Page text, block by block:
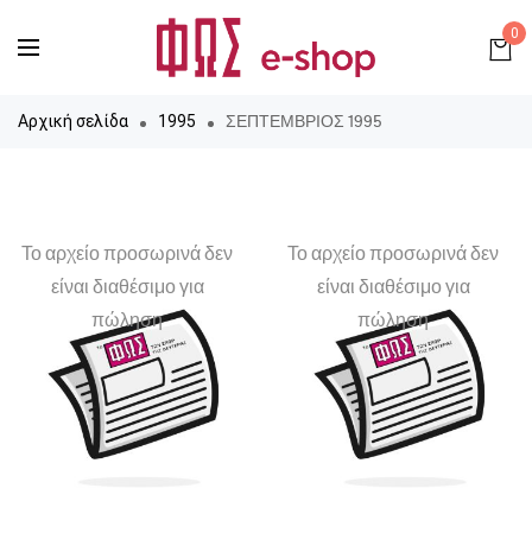
0
Αρχική σελίδα 1995 ΣΕΠΤΕΜΒΡΙΟΣ 1995
Το αρχείο προσωρινά δεν
είναι διαθέσιμο για
πώληση
Το αρχείο προσωρινά δεν
είναι διαθέσιμο για
πώληση